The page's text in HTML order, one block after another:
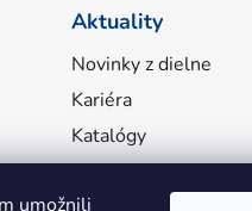
umožnili
Aktuality
Novinky z dielne
Kariéra
Katalógy